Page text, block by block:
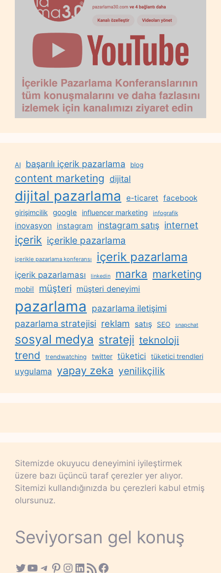
AI başarılı içerik pazarlama blog
content marketing dijital
dijital pazarlama e-ticaret facebook
girişimcilik google influencer marketing infografik
inovasyon instagram instagram satış internet
içerik içerikle pazarlama
içerikle pazarlama konferansı içerik pazarlama
içerik pazarlaması linkedin marka marketing
mobil müşteri müşteri deneyimi
pazarlama
pazarlama iletişimi
pazarlama stratejisi reklam satış SEO snapchat
sosyal medya strateji teknoloji
trend trendwatching twitter tüketici tüketici trendleri
uygulama yapay zeka yenilikçilik
Sitemizde okuyucu deneyimini iyileştirmek
üzere bazı üçüncü taraf çerezler yer alıyor.
Sitemizi kullandığınızda bu çerezleri kabul etmiş
olursunuz.
Seviyorsan gel konuş
Twitter
YouTube
Telegram
Pinterest
Instagram
LinkedIn
RSS FeedFacebook